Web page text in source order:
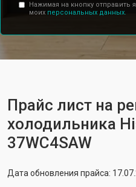
Нажимая на кнопку отправить
моих персональных данных.
Прайс лист на
холодильника
37WC4SAW
Дата обновления прайса: